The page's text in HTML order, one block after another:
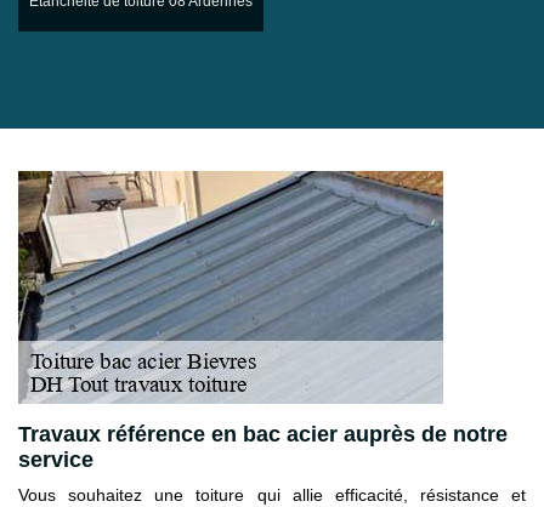
Travaux référence en bac acier auprès de notre
service
Vous souhaitez une toiture qui allie efficacité, résistance et